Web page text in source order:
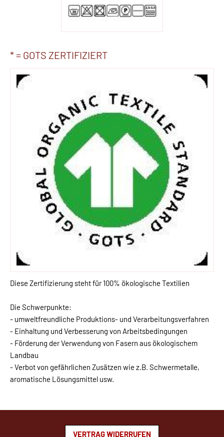
* = GOTS ZERTIFIZIERT
Diese Zertifizierung steht für 100% ökologische Textilien
Die Schwerpunkte:
- umweltfreundliche Produktions- und Verarbeitungsverfahren
- Einhaltung und Verbesserung von Arbeitsbedingungen
- Förderung der Verwendung von Fasern aus ökologischem
Landbau
- Verbot von gefährlichen Zusätzen wie z.B. Schwermetalle,
aromatische Lösungsmittel usw.
VERTRAG WIDERRUFEN